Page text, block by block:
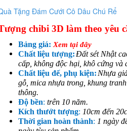
Tặng Đám Cưới Cô Dâu Chú Rể
chibi 3D làm theo yêu
Bảng giá: Xem tại đây
Chất liệu tượng:Đất sét Nhật
cấp, không độc hại, khô cứng và
Chất liệu đế, phụ kiện: Nhựa
gỗ, mica nhựa trong, khung
thông.
Độ bền:trên 10 năm.
Kích thướt tượng: 10cm đến
Thời gian hoàn thành: 1 ngày